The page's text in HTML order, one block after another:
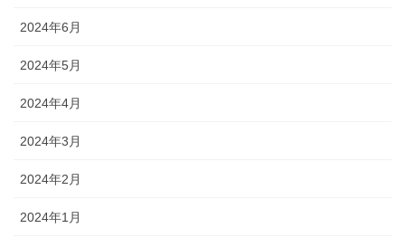
2024年6月
2024年5月
2024年4月
2024年3月
2024年2月
2024年1月